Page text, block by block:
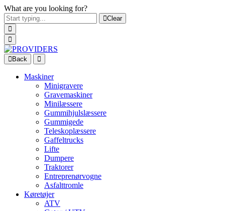
What are you looking for?
Clear
Back
Maskiner
Minigravere
Gravemaskiner
Minilæssere
Gummihjulslæssere
Gummigede
Teleskoplæssere
Gaffeltrucks
Lifte
Dumpere
Traktorer
Entreprenørvogne
Asfalttromle
Køretøjer
ATV